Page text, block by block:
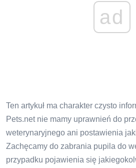
ad
Ten artykuł ma charakter czysto
Pets.net nie mamy uprawnień do
weterynaryjnego ani postawienia
Zachęcamy do zabrania pupila do
przypadku pojawienia się